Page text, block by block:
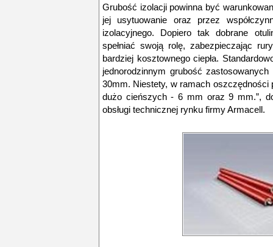
Grubość izolacji powinna być
jej usytuowanie oraz przez
izolacyjnego. Dopiero tak dobrane
spełniać swoją rolę, zabezpieczając
bardziej kosztownego ciepła.
jednorodzinnym grubość
30mm. Niestety, w ramach oszczędności
dużo cieńszych - 6 mm oraz 9 mm.”,
obsługi technicznej rynku firmy Armacell.